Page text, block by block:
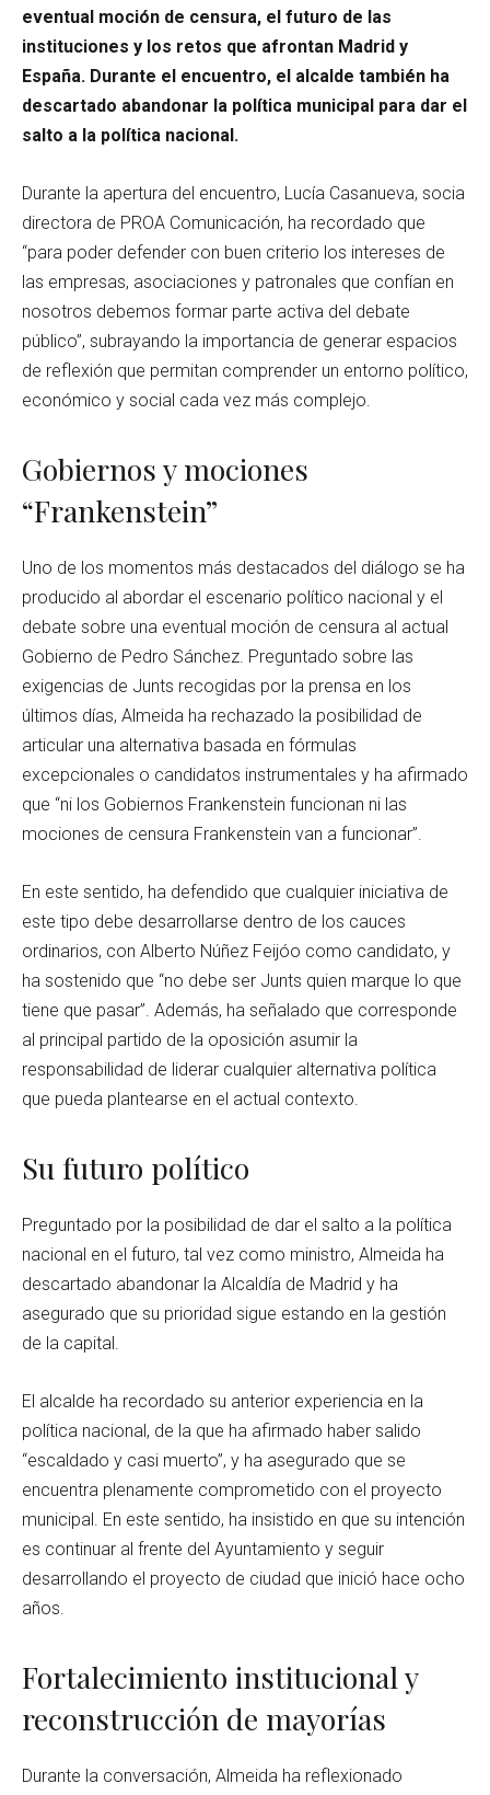
eventual moción de censura, el futuro de las
instituciones y los retos que afrontan Madrid y
España. Durante el encuentro, el alcalde también ha
descartado abandonar la política municipal para dar el
salto a la política nacional.
Durante la apertura del encuentro, Lucía Casanueva, socia
directora de PROA Comunicación, ha recordado que
“para poder defender con buen criterio los intereses de
las empresas, asociaciones y patronales que confían en
nosotros debemos formar parte activa del debate
público”, subrayando la importancia de generar espacios
de reflexión que permitan comprender un entorno político,
económico y social cada vez más complejo.
Gobiernos y mociones
“Frankenstein”
Uno de los momentos más destacados del diálogo se ha
producido al abordar el escenario político nacional y el
debate sobre una eventual moción de censura al actual
Gobierno de Pedro Sánchez. Preguntado sobre las
exigencias de Junts recogidas por la prensa en los
últimos días, Almeida ha rechazado la posibilidad de
articular una alternativa basada en fórmulas
excepcionales o candidatos instrumentales y ha afirmado
que “ni los Gobiernos Frankenstein funcionan ni las
mociones de censura Frankenstein van a funcionar”.
En este sentido, ha defendido que cualquier iniciativa de
este tipo debe desarrollarse dentro de los cauces
ordinarios, con Alberto Núñez Feijóo como candidato, y
ha sostenido que “no debe ser Junts quien marque lo que
tiene que pasar”. Además, ha señalado que corresponde
al principal partido de la oposición asumir la
responsabilidad de liderar cualquier alternativa política
que pueda plantearse en el actual contexto.
Su futuro político
Preguntado por la posibilidad de dar el salto a la política
nacional en el futuro, tal vez como ministro, Almeida ha
descartado abandonar la Alcaldía de Madrid y ha
asegurado que su prioridad sigue estando en la gestión
de la capital.
El alcalde ha recordado su anterior experiencia en la
política nacional, de la que ha afirmado haber salido
“escaldado y casi muerto”, y ha asegurado que se
encuentra plenamente comprometido con el proyecto
municipal. En este sentido, ha insistido en que su intención
es continuar al frente del Ayuntamiento y seguir
desarrollando el proyecto de ciudad que inició hace ocho
años.
Fortalecimiento institucional y
reconstrucción de mayorías
Durante la conversación, Almeida ha reflexionado